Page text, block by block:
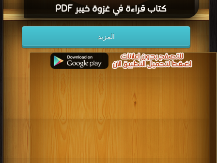
كتاب قراءة في غزوة خيبر PDF
قراءة و تحميل كتاب كتاب قراءة في غزوة خيبر PDF مجانا | مكتبة >
كتب في تنزيل
| التحميل : مرة/مرات
المزيد